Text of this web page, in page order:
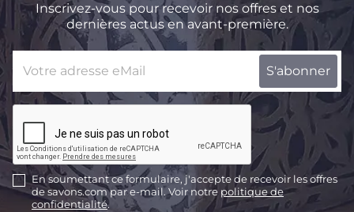
Inscrivez-vous pour recevoir nos offres et nos
dernières actus en avant-première.
En soumettant ce formulaire, j'accepte de recevoir les offres
de savons.com par e-mail. Voir notre politique de
confidentialité.